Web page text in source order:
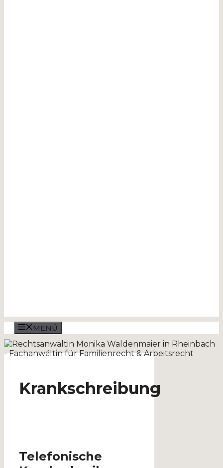
MENÜ
Krankschreibung
Telefonische